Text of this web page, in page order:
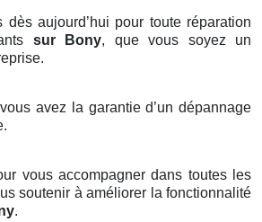
aujourd’hui pour toute réparation
sur Bony, que vous soyez un
avez la garantie d’un dépannage
vous accompagner dans toutes les
soutenir à améliorer la fonctionnalité
.